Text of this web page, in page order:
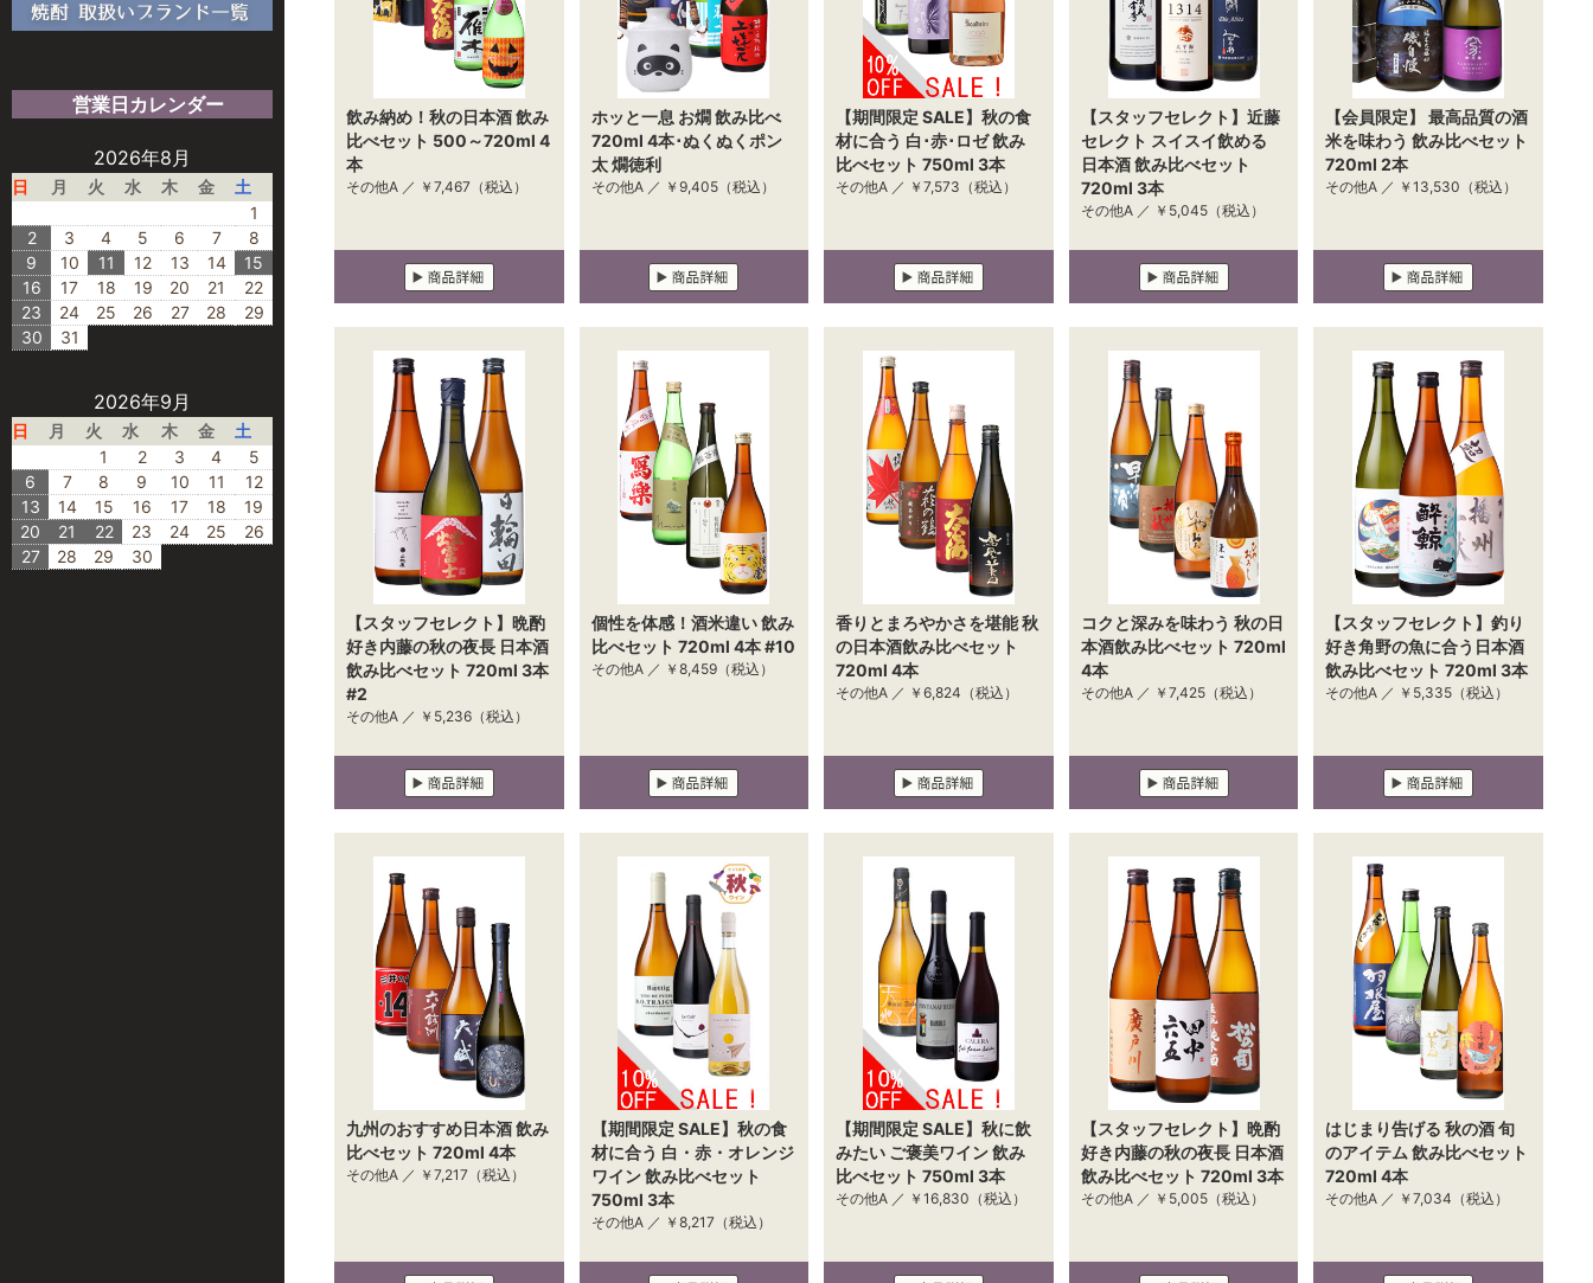
営業日カレンダー
2026年8月
日 月 火 水 木 金
土
1
2
3 4 5 6 7
8
9
10 11 12 13 14
15
16
17 18 19 20 21
22
23
24 25 26 27 28
29
30
31
2026年9月
日 月 火 水 木 金
土
1
2 3 4
5
6
7 8 9 10 11
12
13
14 15 16 17 18
19
20
21 22 23 24 25
26
27
28 29 30
飲み納め！秋の日本酒 飲み
比べセット 500～720ml 4
本
その他A ／ ￥7,467 （税込）
ホッと一息 お燗 飲み比べ
720ml 4本･ぬくぬくポン
太 燗徳利
その他A ／ ￥9,405（税込）
【期間限定 SALE】秋の食
材に合う 白･赤･ロゼ 飲み
比べセット 750ml 3本
その他A ／ ￥7,573 （税込）
【スタッフセレクト】近藤
セレクト スイスイ飲める
日本酒 飲み比べセット
720ml 3本
その他A ／ ￥5,045（税込）
【会員限定】 最高品質の酒
米を味わう 飲み比べセット
720ml 2本
その他A ／ ￥13,530 （税込）
【スタッフセレクト】晩酌
好き内藤の秋の夜長 日本酒
飲み比べセット 720ml 3本
#2
その他A ／ ￥5,236 （税込）
個性を体感！酒米違い 飲み
比べセット 720ml 4本 #10
その他A ／ ￥8,459（税込）
香りとまろやかさを堪能 秋
の日本酒飲み比べセット
720ml 4本
その他A ／ ￥6,824 （税込）
コクと深みを味わう 秋の日
本酒飲み比べセット 720ml
4本
その他A ／ ￥7,425（税込）
【スタッフセレクト】釣り
好き角野の魚に合う日本酒
飲み比べセット 720ml 3本
その他A ／ ￥5,335 （税込）
九州のおすすめ日本酒 飲み
比べセット 720ml 4本
その他A ／ ￥7,217 （税込）
【期間限定 SALE】秋の食
材に合う 白・赤・オレンジ
ワイン 飲み比べセット
750ml 3本
その他A ／ ￥8,217 （税込）
【期間限定 SALE】秋に飲
みたい ご褒美ワイン 飲み
比べセット 750ml 3本
その他A ／ ￥16,830 （税込）
【スタッフセレクト】晩酌
好き内藤の秋の夜長 日本酒
飲み比べセット 720ml 3本
その他A ／ ￥5,005（税込）
はじまり告げる 秋の酒 旬
のアイテム 飲み比べセット
720ml 4本
その他A ／ ￥7,034 （税込）